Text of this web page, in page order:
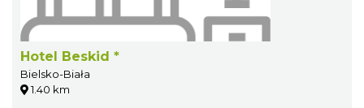
Hotel Beskid *
Bielsko-Biała
1.40 km